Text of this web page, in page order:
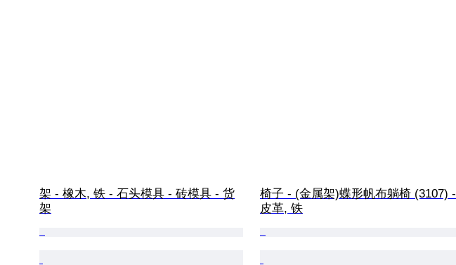
架 - 橡木, 铁 - 石头模具 - 砖模具 - 货
架
椅子 - (金属架)蝶形帆布躺椅 (3107) -
皮革, 铁